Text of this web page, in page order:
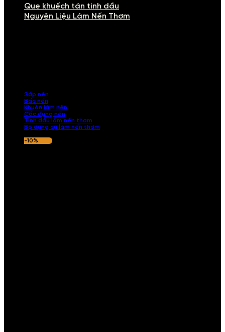
Que khuếch tán tinh dầu
Nguyên Liệu Làm Nến Thơm
Sáp nến
Bấc nến
Khuôn làm nến
Cốc đựng nến
Tinh dầu làm nến thơm
Bộ dụng cụ làm nến thơm
-10%